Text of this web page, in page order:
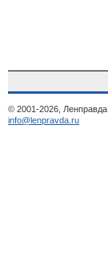
© 2001-2026, Ленправда
info@lenpravda.ru